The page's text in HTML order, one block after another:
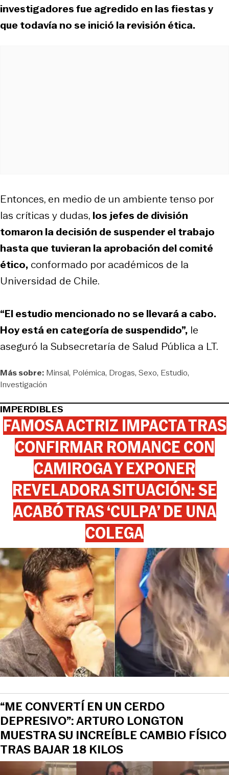
investigadores fue agredido en las fiestas y
que todavía no se inició la revisión ética.
Entonces, en medio de un ambiente tenso por
las críticas y dudas, los jefes de división
tomaron la decisión de suspender el trabajo
hasta que tuvieran la aprobación del comité
ético, conformado por académicos de la
Universidad de Chile.
“El estudio mencionado no se llevará a cabo.
Hoy está en categoría de suspendido”, le
aseguró la Subsecretaría de Salud Pública a LT.
Más sobre: Minsal Polémica Drogas Sexo Estudio
Investigación
IMPERDIBLES
FAMOSA ACTRIZ IMPACTA TRAS
CONFIRMAR ROMANCE CON
CAMIROGA Y EXPONER
REVELADORA SITUACIÓN: SE
ACABÓ TRAS ‘CULPA’ DE UNA
COLEGA
“ME CONVERTÍ EN UN CERDO
DEPRESIVO”: ARTURO LONGTON
MUESTRA SU INCREÍBLE CAMBIO FÍSICO
TRAS BAJAR 18 KILOS